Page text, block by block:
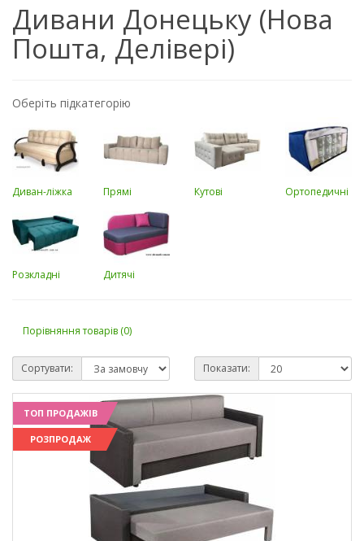
Дивани Донецьку (Нова
Пошта, Делівері)
Оберіть підкатегорію
Диван-ліжка Прямі Кутові Ортопедичні
Розкладні Дитячі
Порівняння товарів (0)
Сортувати: Показати:
ТОП ПРОДАЖІВ
РОЗПРОДАЖ